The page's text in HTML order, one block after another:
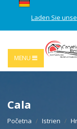
Laden Sie
MENU
Cala
Početna Istrien